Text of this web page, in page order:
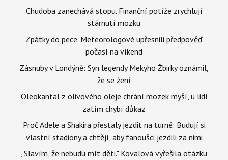
Chudoba zanechává stopu. Finanční potíže zrychlují
stárnutí mozku
Zpátky do pece. Meteorologové upřesnili předpověď
počasí na víkend
Zásnuby v Londýně: Syn legendy Mekyho Žbirky oznámil,
že se žení
Oleokantal z olivového oleje chrání mozek myší, u lidí
zatím chybí důkaz
Proč Adele a Shakira přestaly jezdit na turné: Budují si
vlastní stadiony a chtějí, aby fanoušci jezdili za nimi
„Slavím, že nebudu mít děti." Kovalová vyřešila otázku